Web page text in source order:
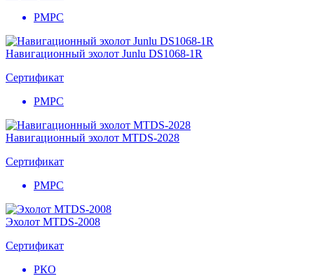
РМРС
Навигационный эхолот Junlu DS1068-1R
Сертификат
РМРС
Навигационный эхолот MTDS-2028
Сертификат
РМРС
Эхолот MTDS-2008
Сертификат
РКО